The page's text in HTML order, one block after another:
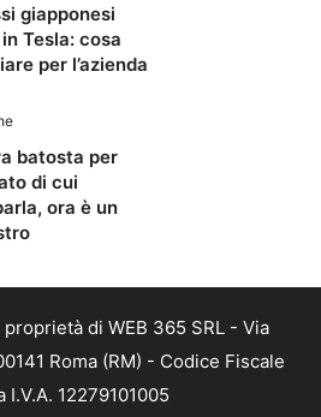
giapponesi
Tesla: cosa
per l’azienda
batosta per
di cui
ora è un
di WEB 365 SRL - Via
Roma (RM) - Codice Fiscale
I.V.A. 12279101005